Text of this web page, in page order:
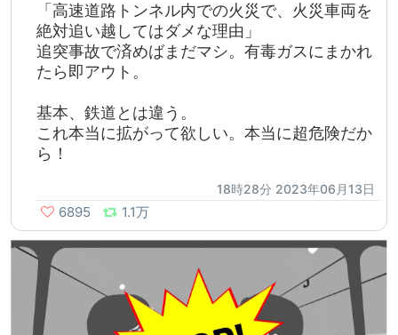
「高速道路トンネル内での火災で、火災車両を
絶対追い越してはダメな理由」
追突事故で済めばまだマシ。有毒ガスにまかれ
たら即アウト。
基本、鉄道とは違う。
これ本当に拡がって欲しい。本当に超危険だか
ら！
18時28分 2023年06月13日
6895 1.1万